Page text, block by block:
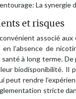
La
et risques
associé aux
en l’absence de
santé à long terme.
biodisponibilité. Il
peut rendre
stricte